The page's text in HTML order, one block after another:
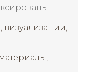
визуализации,